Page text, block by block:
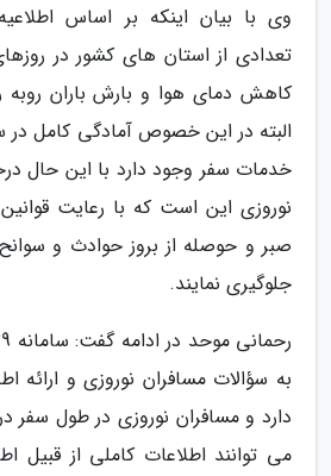
وی با بیان اینکه بر اساس
کاهش دمای هوا و بارش باران روبه
البته در این خصوص آمادگی کامل
خدمات سفر وجود دارد با این حال
نوروزی این است که با رعایت
صبر و حوصله از بروز حوادث و
جلوگیری نمایند.
به سؤالات مسافران نوروزی و ارائه
دارد و مسافران نوروزی در طول سفر
می توانند اطلاعات کاملی از قبیل